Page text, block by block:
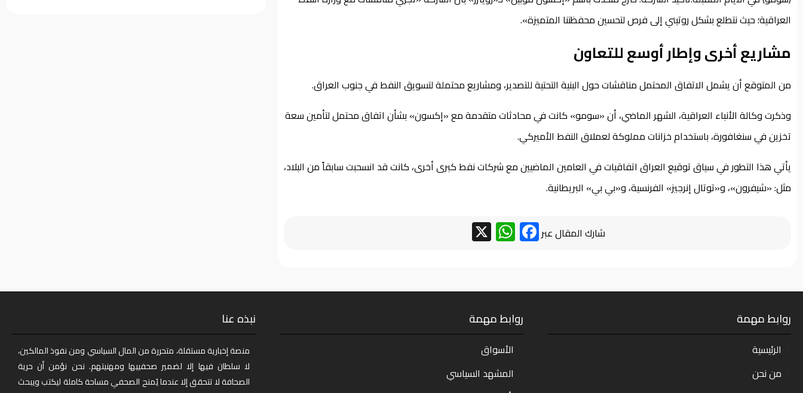
العراقية؛ حيث نتطلع بشكل روتيني إلى فرص لتحسين محفظتنا المتميزة».
مشاريع أخرى وإطار أوسع للتعاون
من المتوقع أن يشمل الاتفاق المحتمل مناقشات حول البنية التحتية للتصدير، ومشاريع محتملة لتسويق النفط في جنوب العراق.
وذكرت وكالة الأنباء العراقية، الشهر الماضي، أن «سومو» كانت في محادثات متقدمة مع «إكسون» بشأن اتفاق محتمل لتأمين سعة
تخزين في سنغافورة، باستخدام خزانات مملوكة لعملاق النفط الأميركي.
يأتي هذا التطور في سياق توقيع العراق اتفاقيات في العامين الماضيين مع شركات نفط كبرى أخرى، كانت قد انسحبت سابقاً من البلاد،
مثل: «شيفرون»، و«توتال إنرجيز» الفرنسية، و«بي بي» البريطانية.
شارك المقال عبر Facebook
WhatsApp
روابط مهمة
الرئيسية
من نحن
روابط مهمة
الأسواق
المشهد السياسي
نبذه عنا
منصة إخبارية مستقلة، متحررة من المال السياسي ومن نفوذ المالكين،
لا سلطان فيها إلا لضمير صحفييها ومهنيتهم. نحن نؤمن أن حرية
الصحافة لا تتحقق إلا عندما يُمنح الصحفي مساحة كاملة ليكتب ويبحث